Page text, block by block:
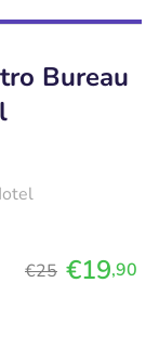
Bureau
€25 €19,90